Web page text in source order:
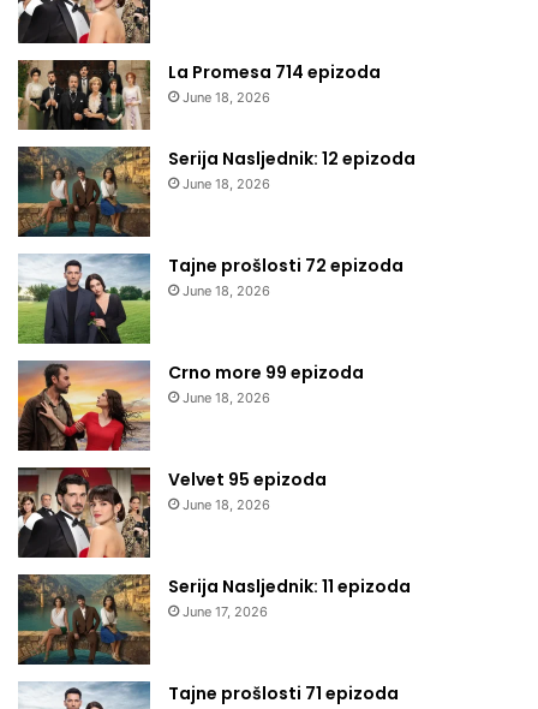
La Promesa 714 epizoda
June 18, 2026
Serija Nasljednik: 12 epizoda
June 18, 2026
Tajne prošlosti 72 epizoda
June 18, 2026
Crno more 99 epizoda
June 18, 2026
Velvet 95 epizoda
June 18, 2026
Serija Nasljednik: 11 epizoda
June 17, 2026
Tajne prošlosti 71 epizoda